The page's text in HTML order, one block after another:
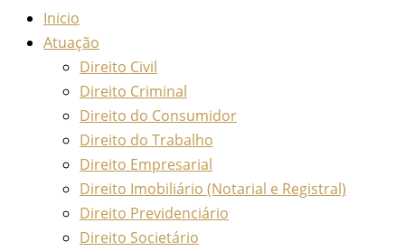
Inicio
Atuação
Direito Civil
Direito Criminal
Direito do Consumidor
Direito do Trabalho
Direito Empresarial
Direito Imobiliário (Notarial e Registral)
Direito Previdenciário
Direito Societário